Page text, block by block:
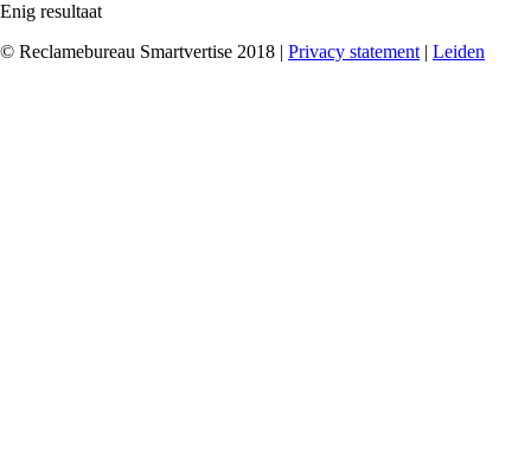
Enig resultaat
© Reclamebureau Smartvertise 2018 | Privacy statement | Leiden